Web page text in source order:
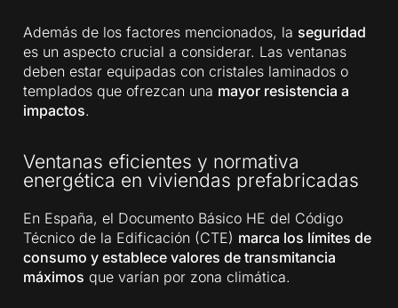
Además de los factores mencionados, la seguridad
es un aspecto crucial a considerar. Las ventanas
deben estar equipadas con cristales laminados o
templados que ofrezcan una mayor resistencia a
impactos.
Ventanas eficientes y normativa
energética en viviendas prefabricadas
En España, el Documento Básico HE del Código
Técnico de la Edificación (CTE) marca los límites de
consumo y establece valores de transmitancia
máximos que varían por zona climática.